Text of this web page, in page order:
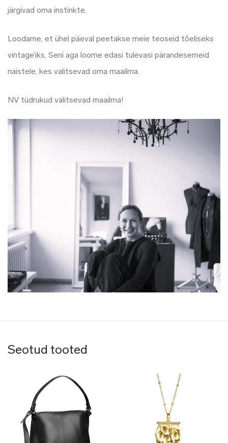
järgivad oma instinkte.
Loodame, et ühel päeval peetakse meie teoseid tõeliseks
vintage’iks. Seni aga loome edasi tulevasi pärandesemeid
naistele, kes valitsevad oma maailma.
NV tüdrukud valitsevad maailma!
Seotud tooted